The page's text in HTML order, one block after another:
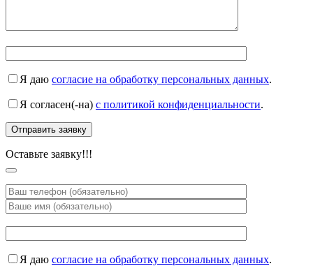
Я даю согласие на обработку персональных данных.
Я согласен(-на) с политикой конфиденциальности.
Оставьте заявку!!!
Я даю согласие на обработку персональных данных.